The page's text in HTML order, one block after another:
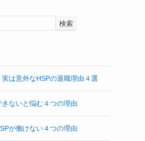
検索
実は意外なHSPの退職理由４選
きないと悩む４つの理由
が働けない４つの理由